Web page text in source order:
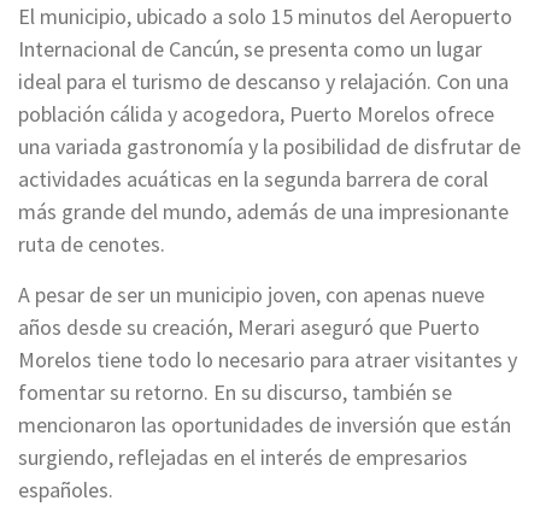
El municipio, ubicado a solo 15 minutos del Aeropuerto
Internacional de Cancún, se presenta como un lugar
ideal para el turismo de descanso y relajación. Con una
población cálida y acogedora, Puerto Morelos ofrece
una variada gastronomía y la posibilidad de disfrutar de
actividades acuáticas en la segunda barrera de coral
más grande del mundo, además de una impresionante
ruta de cenotes.
A pesar de ser un municipio joven, con apenas nueve
años desde su creación, Merari aseguró que Puerto
Morelos tiene todo lo necesario para atraer visitantes y
fomentar su retorno. En su discurso, también se
mencionaron las oportunidades de inversión que están
surgiendo, reflejadas en el interés de empresarios
españoles.